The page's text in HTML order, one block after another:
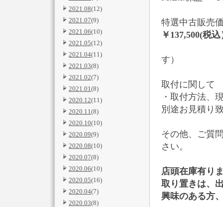
2021.08(12)
2021.07(9)
2021.06(10)
2021.05(12)
2021.04(11)
2021.03(8)
2021.02(7)
2021.01(8)
2020.12(11)
2020.11(8)
2020.10(10)
2020.09(9)
2020.08(10)
2020.07(8)
2020.06(10)
2020.05(16)
2020.04(7)
2020.03(8)
特選中古販売
￥137,500(税込
す）
取付に関して
・取付方法、
別途お見積り
その他、ご質
さい。
店頭在庫有り
取り置きは、
興味のある方